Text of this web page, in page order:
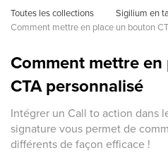
Toutes les collections
Sigilium en
Comment mettre en place un bouton
Comment mettre
CTA personnalisé
Intégrer un Call to action dans
signature vous permet de
différents de façon efficace !